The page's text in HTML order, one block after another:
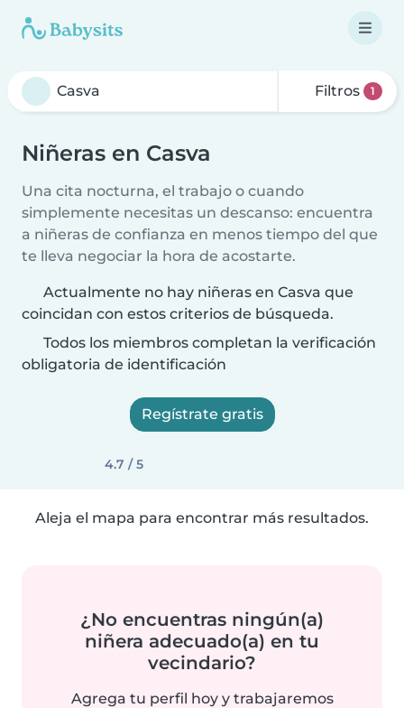
Filtros 1
Niñeras en Casva
Una cita nocturna, el trabajo o cuando
simplemente necesitas un descanso: encuentra
a niñeras de confianza en menos tiempo del que
te lleva negociar la hora de acostarte.
Actualmente no hay niñeras en Casva que
coincidan con estos criterios de búsqueda.
Todos los miembros completan la verificación
obligatoria de identificación
Regístrate gratis
4.7 / 5
Aleja el mapa para encontrar más resultados.
¿No encuentras ningún(a)
niñera adecuado(a) en tu
vecindario?
Agrega tu perfil hoy y trabajaremos